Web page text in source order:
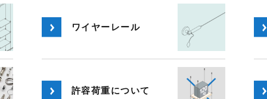
ワイヤー レール
許容荷重について